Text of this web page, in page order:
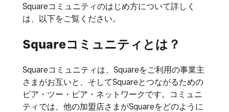
Squareコミュニティのはじめ方について詳しく
は、以下をご覧ください。
Squareコミュニティとは？
Squareコミュニティは、Squareをご利用の事業主
さまがお互いと、そしてSquareとつながるための
ピア・ツー・ピア・ネットワークです。コミュニ
ティでは、他の加盟店さまがSquareをどのように